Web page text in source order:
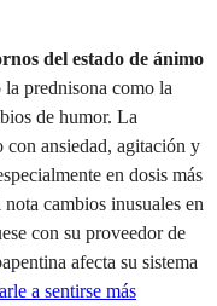
del estado de ánimo
prednisona como la
de humor. La
con ansiedad, agitación y
en dosis más
cambios inusuales en
con su proveedor de
afecta su sistema
a sentirse más